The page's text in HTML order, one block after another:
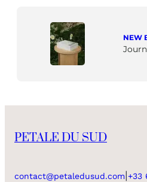
NEW
PETALE DU SUD
contact@petaledusud.com +33